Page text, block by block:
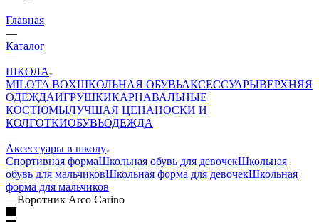
Главная
—
Каталог
—
ШКОЛА
MILOTA BOXШКОЛЬНАЯ ОБУВЬАКСЕССУАРЫВЕРХНЯЯ
ОДЕЖДАИГРУШКИКАРНАВАЛЬНЫЕ
КОСТЮМЫЛУЧШАЯ ЦЕНАНОСКИ И
КОЛГОТКИОБУВЬОДЕЖДА
—
Аксессуары в школу
Спортивная формаШкольная обувь для девочекШкольная
обувь для мальчиковШкольная форма для девочекШкольная
форма для мальчиков
—Воротник Arco Carino